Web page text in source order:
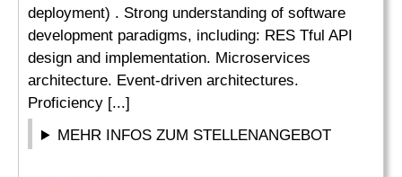
deployment) . Strong understanding of software
development paradigms, including: RES Tful API
design and implementation. Microservices
architecture. Event-driven architectures.
Proficiency [...]
MEHR INFOS ZUM STELLENANGEBOT